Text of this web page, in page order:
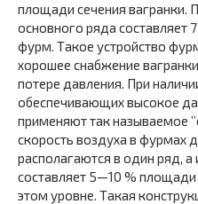
площади сечения вагранки.
основного ряда
фурм. Такое устройство
хорошее снабжение
потере давления. При
обеспечивающих высокое
применяют так называемое
скорость воздуха в
располагаются в один ряд,
составляет 5—10 % площади
этом уровне. Такая